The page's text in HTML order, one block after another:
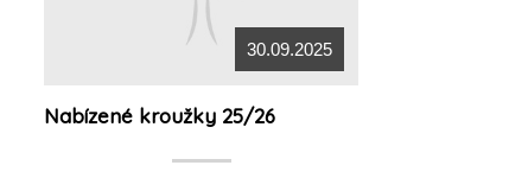
30.09.2025
Nabízené kroužky 25/26